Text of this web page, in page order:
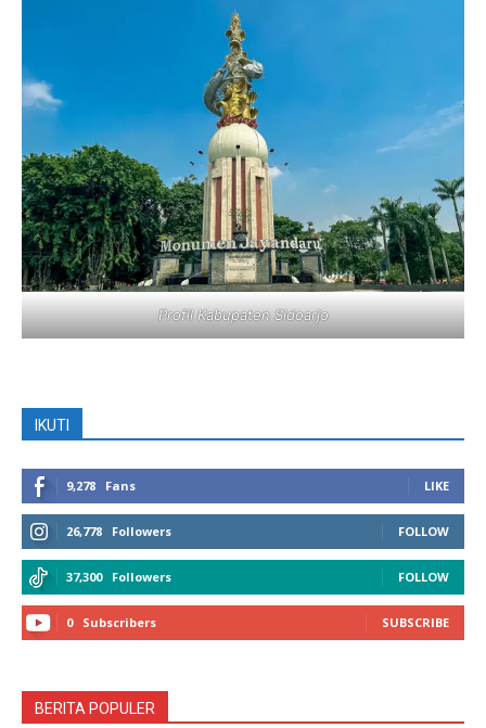
Profil Kabupaten Sidoarjo
IKUTI
9,278 Fans LIKE
26,778 Followers FOLLOW
37,300 Followers FOLLOW
0 Subscribers SUBSCRIBE
BERITA POPULER